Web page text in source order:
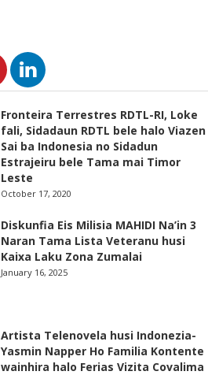
Fronteira Terrestres RDTL-RI, Loke
fali, Sidadaun RDTL bele halo Viazen
Sai ba Indonesia no Sidadun
Estrajeiru bele Tama mai Timor
Leste
October 17, 2020
Diskunfia Eis Milisia MAHIDI Na’in 3
Naran Tama Lista Veteranu husi
Kaixa Laku Zona Zumalai
January 16, 2025
Artista Telenovela husi Indonezia-
Yasmin Napper Ho Familia Kontente
wainhira halo Ferias Vizita Covalima